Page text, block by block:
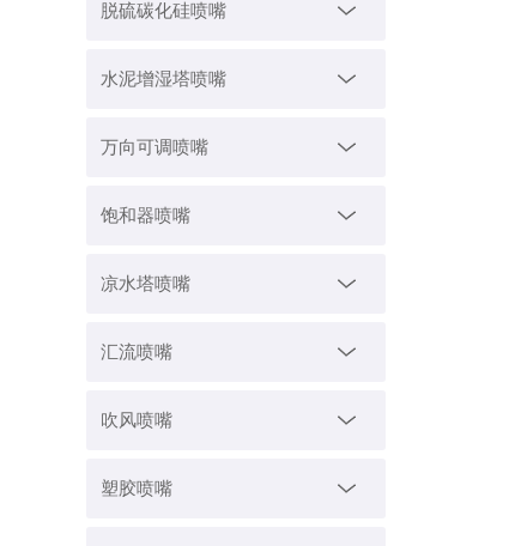
脱硫碳化硅喷嘴
水泥增湿塔喷嘴
万向可调喷嘴
饱和器喷嘴
凉水塔喷嘴
汇流喷嘴
吹风喷嘴
塑胶喷嘴